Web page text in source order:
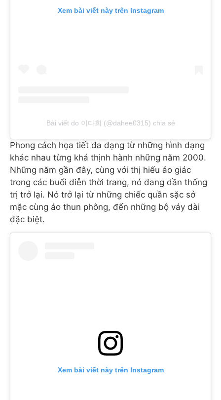
Xem bài viết này trên Instagram
Bài viết do 이다희 (@dahee0315) chia sẻ
Phong cách họa tiết đa dạng từ những hình dạng
khác nhau từng khá thịnh hành những năm 2000.
Những năm gần đây, cùng với thị hiếu ảo giác
trong các buổi diễn thời trang, nó đang dần thống
trị trở lại. Nó trở lại từ những chiếc quần sặc sở
mặc cùng áo thun phông, đến những bộ váy dài
đặc biệt.
Xem bài viết này trên Instagram